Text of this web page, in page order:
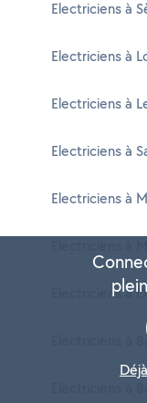
Electriciens à
Electriciens à
Electriciens à
Electriciens à
Electriciens à
Electriciens à
Electriciens à